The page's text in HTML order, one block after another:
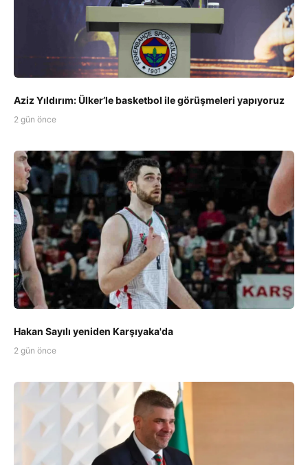
Aziz Yıldırım: Ülker’le basketbol ile görüşmeleri yapıyoruz
2 gün önce
Hakan Sayılı yeniden Karşıyaka'da
2 gün önce